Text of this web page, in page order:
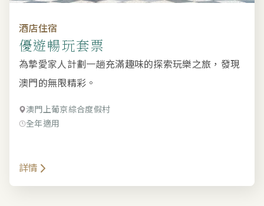
酒店住宿
優遊暢玩套票
為摯愛家人計劃一趟充滿趣味的探索玩樂之旅，發現
澳門的無限精彩。
澳門上葡京綜合度假村
全年適用
詳情